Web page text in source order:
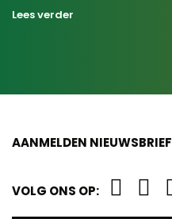
Lees verder
AANMELDEN NIEUWSBRIEF
VOLG ONS OP: